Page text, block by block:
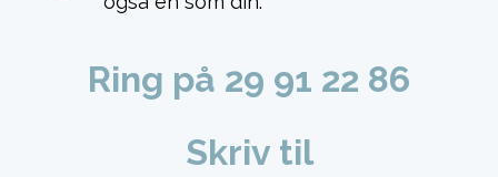
Ring på 29 91 22 86
Skriv til